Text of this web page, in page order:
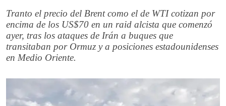
Tranto el precio del Brent como el de WTI cotizan por
encima de los US$70 en un raid alcista que comenzó
ayer, tras los ataques de Irán a buques que
transitaban por Ormuz y a posiciones estadounidenses
en Medio Oriente.